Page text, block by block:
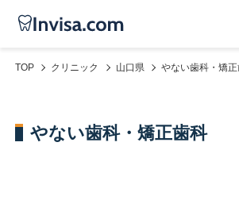
TOP クリニック 山口県 やない歯科・矯
やない歯科・矯正歯科